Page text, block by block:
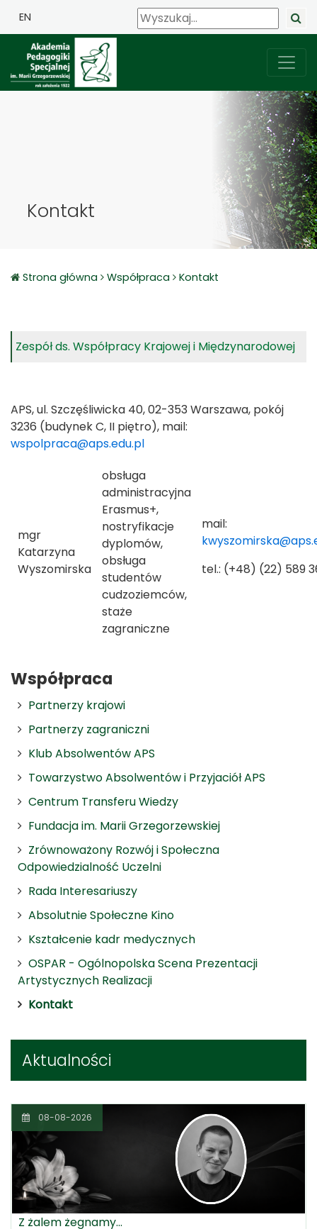
EN
Kontakt
Strona główna Współpraca Kontakt
Współpraca
Partnerzy krajowi
Partnerzy zagraniczni
Klub Absolwentów APS
Towarzystwo Absolwentów i Przyjaciół APS
Centrum Transferu Wiedzy
Fundacja im. Marii Grzegorzewskiej
Zrównoważony Rozwój i Społeczna
Odpowiedzialność Uczelni
Rada Interesariuszy
Absolutnie Społeczne Kino
Kształcenie kadr medycznych
OSPAR - Ogólnopolska Scena Prezentacji
Artystycznych Realizacji
Kontakt
Aktualności
08-08-2026
Z żalem żegnamy...
Zespół ds. Współpracy Krajowej i Międzynarodowej
APS, ul. Szczęśliwicka 40, 02-353 Warszawa, pokój
3236 (budynek C, II piętro), mail:
wspolpraca@aps.edu.pl
mgr
Katarzyna
Wyszomirska
obsługa
administracyjna
Erasmus+,
nostryfikacje
dyplomów,
obsługa
studentów
cudzoziemców,
staże
zagraniczne
mail:
tel.: (+48) (22) 589